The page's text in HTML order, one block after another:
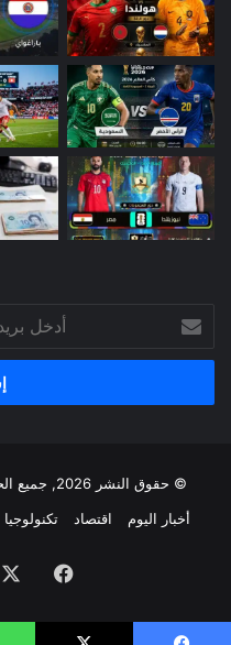
بريدك
الإلكتروني
© حقوق النشر 2026, جميع الحقوق محفوظة |
أخبار اليوم
اقتصاد تكنولوجيا
فيسبوك